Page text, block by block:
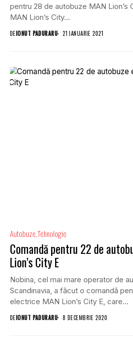
pentru 28 de autobuze MAN Lion’s
MAN Lion’s City...
DEIONUT PADURARU 21 IANUARIE 2021
AutobuzeTehnologie
Comandă pentru 22 de
Lion’s City E
Nobina, cel mai mare operator de
Scandinavia, a făcut o comandă
electrice MAN Lion’s City E, care...
DEIONUT PADURARU 8 DECEMBRIE 2020